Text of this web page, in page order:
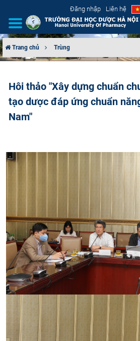
Đăng nhập Liên hệ
CƠ CẤU TỔ CHỨC
TUYỂN SINH
ĐẢM BẢO CHẤT LƯỢNG
KHOA HỌC CÔNG NGHỆ
HTQT
CỰU NGƯỜI HỌC
Trang chủ Trùng
Hôi thảo "Xây dựng chuẩn
tạo dược đáp ứng chuẩn
Nam"